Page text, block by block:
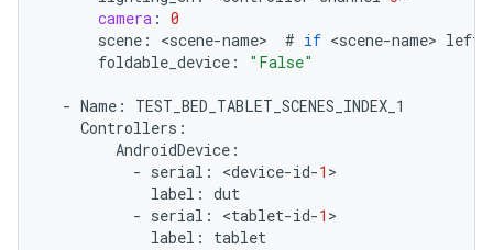
camera : 0
scene : <scene-name> # if <scene-name> left
foldable_device : "False"
- Name :
TEST_BED_TABLET_SCENES_INDEX_1
Controllers :
AndroidDevice :
- serial : <device-id-1
label : dut
- serial : <tablet-id-1
label :
tablet